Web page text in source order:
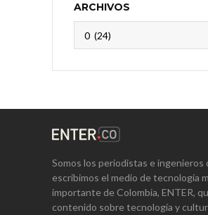
ARCHIVOS
Somos los periodistas e ingenieros
escribimos el medio de tecnología
importante de Colombia, ENTER,
contenido sobre tecnología y